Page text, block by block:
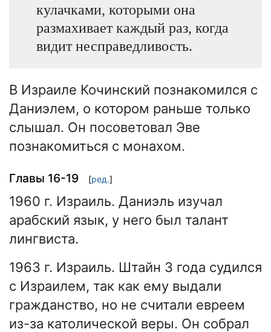
кулачками, которыми она
размахивает каждый раз, когда
видит несправедливость.
В Израиле Кочинский познакомился с
Даниэлем, о котором раньше только
слышал. Он посоветовал Эве
познакомиться с монахом.
Главы 16-19 [ред.]
1960 г. Израиль. Даниэль изучал
арабский язык, у него был талант
лингвиста.
1963 г. Израиль. Штайн 3 года судился
с Израилем, так как ему выдали
гражданство, но не считали евреем
из-за католической веры. Он собрал